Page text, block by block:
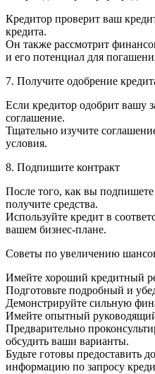
Кредитор проверит ваш
кредита.
Он также рассмотрит
и его потенциал для
7. Получите одобрение
Если кредитор одобрит вашу
соглашение.
Тщательно изучите
условия.
8. Подпишите контракт
После того, как вы
получите средства.
Используйте кредит в
вашем бизнес-плане.
Советы по увеличению
Имейте хороший кредитный
Подготовьте подробный и
Демонстрируйте сильную
Имейте опытный
Предварительно
обсудить ваши варианты.
Будьте готовы предоставить
информацию по запросу